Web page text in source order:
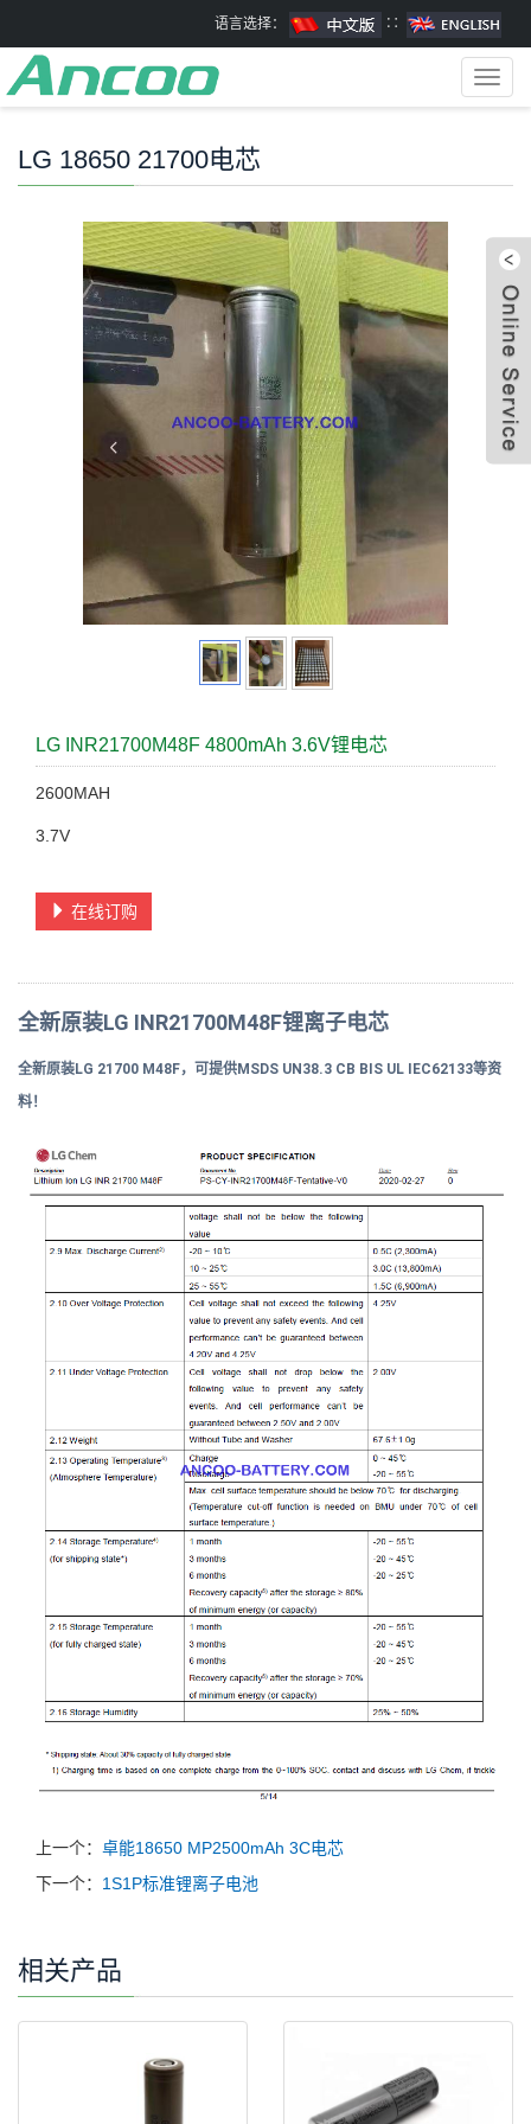
语言选择： ∷
LG 18650 21700电芯
LG INR21700M48F 4800mAh 3.6V锂电芯
2600MAH
3.7V
在线订购
全新原装LG INR21700M48F锂离子电芯
全新原装LG 21700 M48F， 可提供MSDS UN38.3 CB BIS UL IEC62133等资
料！
上一个： 卓能18650 MP2500mAh 3C电芯
下一个： 1S1P标准锂离子电池
相关产品